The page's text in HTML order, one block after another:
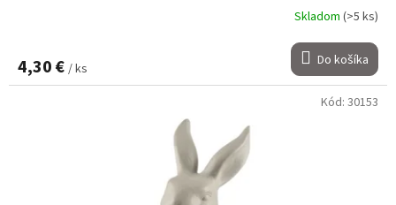
Skladom (>5 ks)
4,30 € / ks Do košíka
Kód: 30153